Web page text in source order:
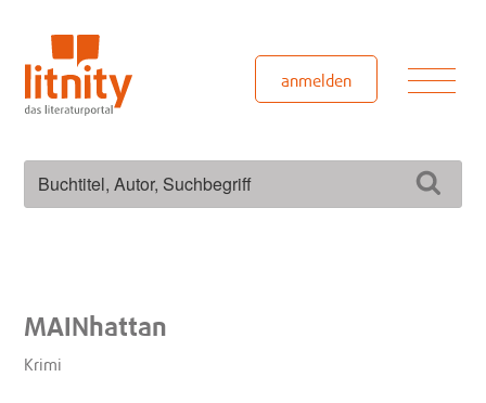
springen
anmelden
MAINhattan
Krimi